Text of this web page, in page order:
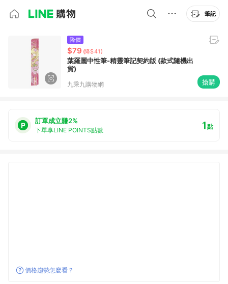
筆記
降價
$79 (降$41)
葉羅麗中性筆-精靈筆記契約版 (款式隨機出
貨)
九乘九購物網 搶購
訂單成立賺2%
下單享LINE POINTS點數 1點
價格趨勢怎麼看？